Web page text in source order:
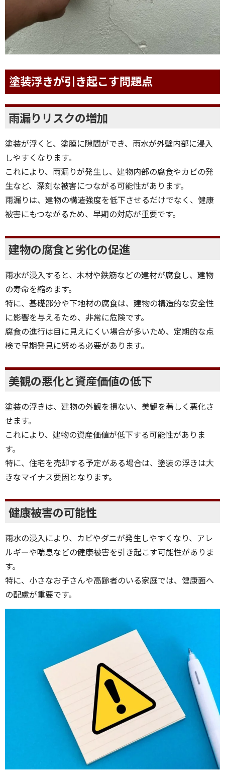
塗装浮きが引き起こす問題点
雨漏りリスクの増加
塗装が浮くと、塗膜に隙間ができ、雨水が外壁内部に浸入
しやすくなります。
これにより、雨漏りが発生し、建物内部の腐食やカビの発
生など、深刻な被害につながる可能性があります。
雨漏りは、建物の構造強度を低下させるだけでなく、健康
被害にもつながるため、早期の対応が重要です。
建物の腐食と劣化の促進
雨水が浸入すると、木材や鉄筋などの建材が腐食し、建物
の寿命を縮めます。
特に、基礎部分や下地材の腐食は、建物の構造的な安全性
に影響を与えるため、非常に危険です。
腐食の進行は目に見えにくい場合が多いため、定期的な点
検で早期発見に努める必要があります。
美観の悪化と資産価値の低下
塗装の浮きは、建物の外観を損ない、美観を著しく悪化さ
せます。
これにより、建物の資産価値が低下する可能性がありま
す。
特に、住宅を売却する予定がある場合は、塗装の浮きは大
きなマイナス要因となります。
健康被害の可能性
雨水の浸入により、カビやダニが発生しやすくなり、アレ
ルギーや喘息などの健康被害を引き起こす可能性がありま
す。
特に、小さなお子さんや高齢者のいる家庭では、健康面へ
の配慮が重要です。